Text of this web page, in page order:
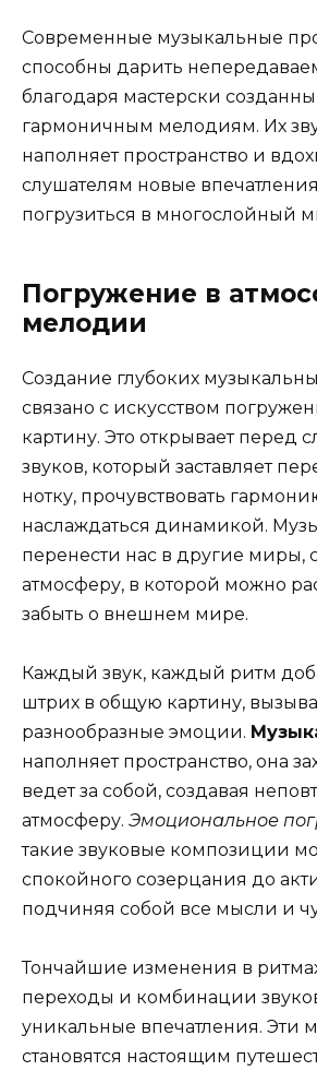
Современные музыкальные
способны дарить
благодаря мастерски
гармоничным мелодиям. Их
наполняет пространство и
слушателям новые
погрузиться в многослойный
Погружение в
мелодии
Создание глубоких
связано с искусством
картину. Это открывает перед
звуков, который заставляет
нотку, прочувствовать
наслаждаться динамикой.
перенести нас в другие миры,
атмосферу, в которой можно
забыть о внешнем мире.
Каждый звук, каждый ритм
штрих в общую картину,
разнообразные эмоции.
наполняет пространство, она
ведет за собой, создавая
атмосферу. Эмоциональное
такие звуковые композиции
спокойного созерцания до
подчиняя собой все мысли и
Тончайшие изменения в
переходы и комбинации
уникальные впечатления. Эти
становятся настоящим